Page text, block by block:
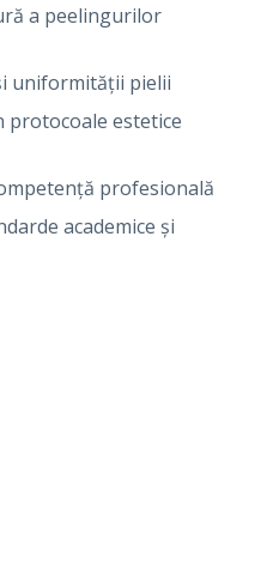
a peelingurilor
uniformității pielii
estetice
profesională
academice și